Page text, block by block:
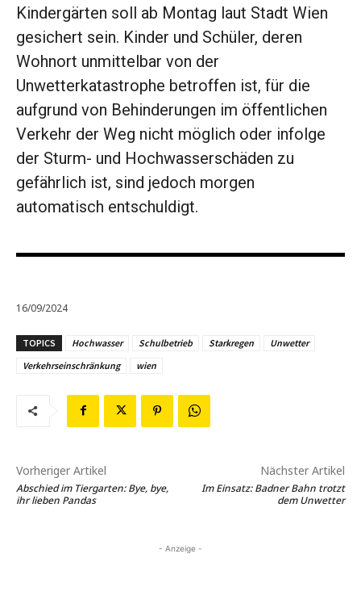
Kindergärten soll ab Montag laut Stadt Wien
gesichert sein. Kinder und Schüler, deren
Wohnort unmittelbar von der
Unwetterkatastrophe betroffen ist, für die
aufgrund von Behinderungen im öffentlichen
Verkehr der Weg nicht möglich oder infolge
der Sturm- und Hochwasserschäden zu
gefährlich ist, sind jedoch morgen
automatisch entschuldigt.
16/09/2024
TOPICS Hochwasser Schulbetrieb Starkregen
Unwetter
Verkehrseinschränkung
wien
Vorheriger Artikel
Abschied im Tiergarten: Bye, bye,
ihr lieben Pandas
Nächster Artikel
Im Einsatz: Badner Bahn trotzt
dem Unwetter
- Anzeige -